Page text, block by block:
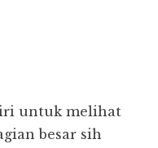
untuk melihat
besar sih